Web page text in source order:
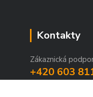
Kontakty
Zákaznická
+420 603